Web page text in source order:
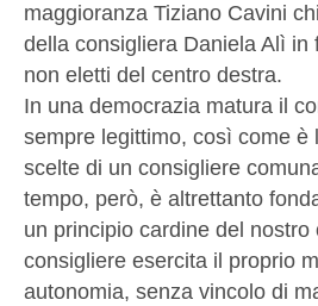
maggioranza Tiziano Cavini
della consigliera Daniela Alì in
non eletti del centro destra.
In una democrazia matura il
sempre legittimo, così come è
scelte di un consigliere
tempo, però, è altrettanto
un principio cardine del nostro
consigliere esercita il proprio
autonomia, senza vincolo di